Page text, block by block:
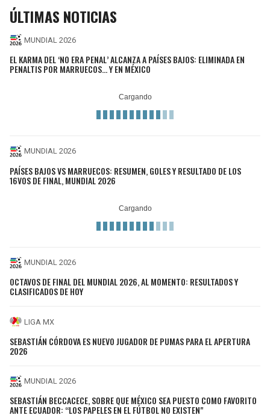
ÚLTIMAS NOTICIAS
MUNDIAL 2026
EL KARMA DEL ‘NO ERA PENAL’ ALCANZA A PAÍSES BAJOS: ELIMINADA EN
PENALTIS POR MARRUECOS... Y EN MÉXICO
MUNDIAL 2026
PAÍSES BAJOS VS MARRUECOS: RESUMEN, GOLES Y RESULTADO DE LOS
16VOS DE FINAL, MUNDIAL 2026
MUNDIAL 2026
OCTAVOS DE FINAL DEL MUNDIAL 2026, AL MOMENTO: RESULTADOS Y
CLASIFICADOS DE HOY
LIGA MX
SEBASTIÁN CÓRDOVA ES NUEVO JUGADOR DE PUMAS PARA EL APERTURA
2026
MUNDIAL 2026
SEBASTIÁN BECCACECE, SOBRE QUE MÉXICO SEA PUESTO COMO FAVORITO
ANTE ECUADOR: “LOS PAPELES EN EL FÚTBOL NO EXISTEN"